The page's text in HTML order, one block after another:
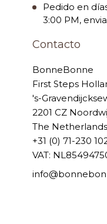
Pedido en
3:00 PM,
Contacto
BonneBonne
First Steps
's-
2201 CZ
The Netherlands
+31 (0) 71-230
VAT: